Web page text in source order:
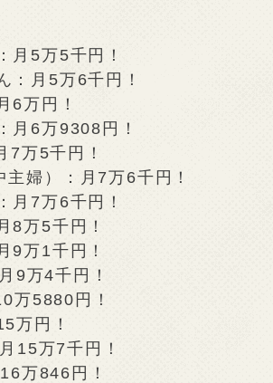
月5万5千円！
：月5万6千円！
6万円！
月6万9308円！
万5千円！
婦）：月7万6千円！
月7万6千円！
8万5千円！
9万1千円！
9万4千円！
万5880円！
万円！
15万7千円！
万846円！